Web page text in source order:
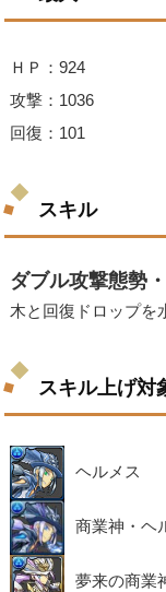
ＨＰ：924
攻撃：1036
回復：101
スキル
ダブル攻撃態勢
木と回復ドロップを
スキル上げ対
ヘルメス
商業神・ヘ
夢来の商業